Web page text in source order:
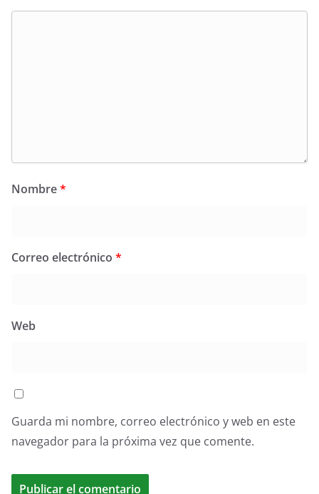
Nombre*
Correo electrónico *
Web
Guarda mi nombre, correo electrónico y web en este
navegador para la próxima vez que comente.